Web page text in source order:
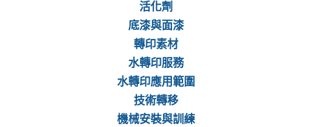
活化劑
底漆與面漆
轉印素材
水轉印服務
水轉印應用範圍
技術轉移
機械安裝與訓練